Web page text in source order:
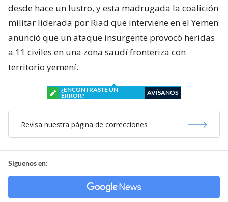
desde hace un lustro, y esta madrugada la coalición
militar liderada por Riad que interviene en el Yemen
anunció que un ataque insurgente provocó heridas
a 11 civiles en una zona saudí fronteriza con
territorio yemení.
¿ENCONTRASTE UN
ERROR?
AVÍSANOS
Revisa nuestra página de correcciones
Síguenos en: